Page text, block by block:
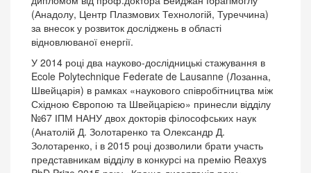
(Анадолу, Центр Плазмових Технологій, Туреччина)
за внесок у розвиток досліджень в області
відновлюваної енергії.
У 2014 році два науково-дослідницькі стажування в
Ecole Polytechnique Federate de Lausanne (Лозанна,
Швейцарія) в рамках «наукового співробітництва між
Східною Європою та Швейцарією» принесли відділу
№67 ІПМ НАНУ двох докторів філософських наук
(Анатолій Д. Золотаренко та Олександр Д.
Золотаренко, і в 2015 році дозволили брати участь
представникам відділу в конкурсі на премію Reaxys